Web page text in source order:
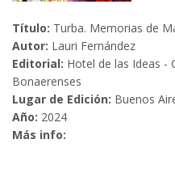
Título: Turba. Memorias de
Autor: Lauri Fernández
Editorial: Hotel de las Ideas -
Bonaerenses
Lugar de Edición: Buenos
Año: 2024
Más info: